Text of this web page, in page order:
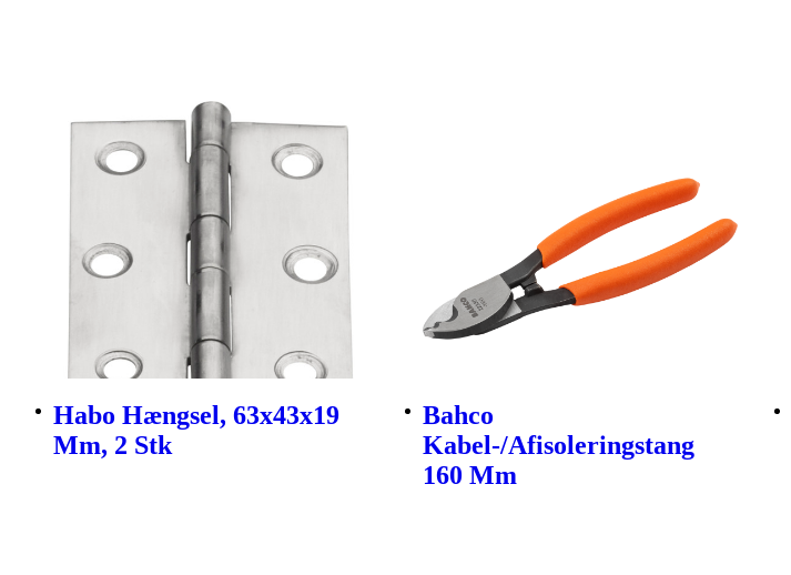
Habo Hængsel, 63x43x19
Mm, 2 Stk
Bahco
Kabel-/Afisoleringstang
160 Mm